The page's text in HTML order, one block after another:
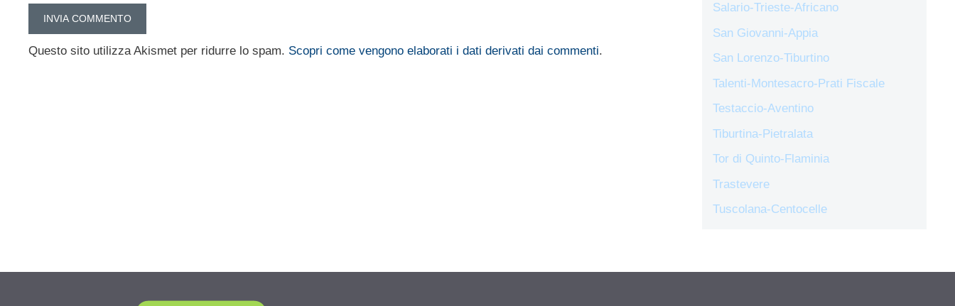
Questo sito utilizza Akismet per ridurre lo spam. Scopri come vengono elaborati i dati derivati dai commenti.
Salario-Trieste-Africano
San Giovanni-Appia
San Lorenzo-Tiburtino
Talenti-Montesacro-Prati Fiscale
Testaccio-Aventino
Tiburtina-Pietralata
Tor di Quinto-Flaminia
Trastevere
Tuscolana-Centocelle